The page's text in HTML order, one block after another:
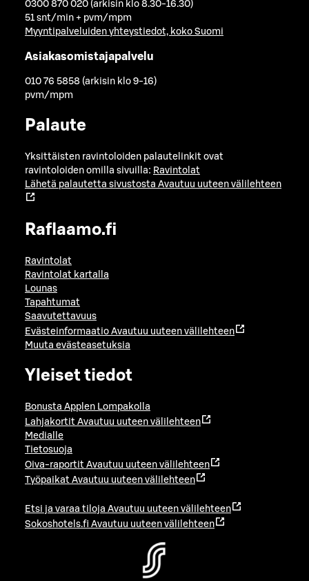
0300 870 020 (arkisin klo 8.30-16.30)
51 snt/min + pvm/mpm
Myyntipalveluiden yhteystiedot, koko Suomi
Asiakasomistajapalvelu
010 76 5858 (arkisin klo 9-16)
pvm/mpm
Palaute
Yksittäisten ravintoloiden palautelinkit ovat
ravintoloiden omilla sivuilla: Ravintolat
Lähetä palautetta sivustosta Avautuu uuteen välilehteen
Raflaamo.fi
Ravintolat
Ravintolat kartalla
Lounas
Tapahtumat
Saavutettavuus
Evästeinformaatio Avautuu uuteen välilehteen
Muuta evästeasetuksia
Yleiset tiedot
Bonusta Applen Lompakolla
Lahjakortit Avautuu uuteen välilehteen
Medialle
Tietosuoja
Oiva-raportit Avautuu uuteen välilehteen
Työpaikat Avautuu uuteen välilehteen
Etsi ja varaa tiloja Avautuu uuteen välilehteen
Sokoshotels.fi Avautuu uuteen välilehteen